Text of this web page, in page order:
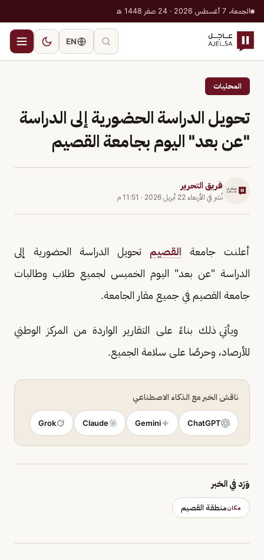
الجمعة، 7 أغسطس 2026 · 24 صفر 1448 هـ
EN
المحليات
تحويل الدراسة الحضورية إلى الدراسة
"عن بعد" اليوم بجامعة القصيم
فريق التحرير
نُشر في الأربعاء 22 أبريل 2026 · 11:51 م
أعلنت جامعة القصيم تحويل الدراسة الحضورية إلى
الدراسة "عن بعد" اليوم الخميس لجميع طلاب وطالبات
‫جامعة القصيم في جميع مقار الجامعة.
‏ ‎ويأتي ذلك بناءً على التقارير الواردة من المركز الوطني
للأرصاد، وحرصًا على سلامة الجميع.‎
ناقش الخبر مع الذكاء الاصطناعي
ChatGPT
Gemini
Claude
Grok
وَرَد في الخبر
مكانمنطقة القصيم